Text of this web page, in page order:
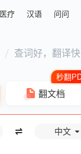
医疗 汉语 问问
查词好，翻译快
翻文档
中文